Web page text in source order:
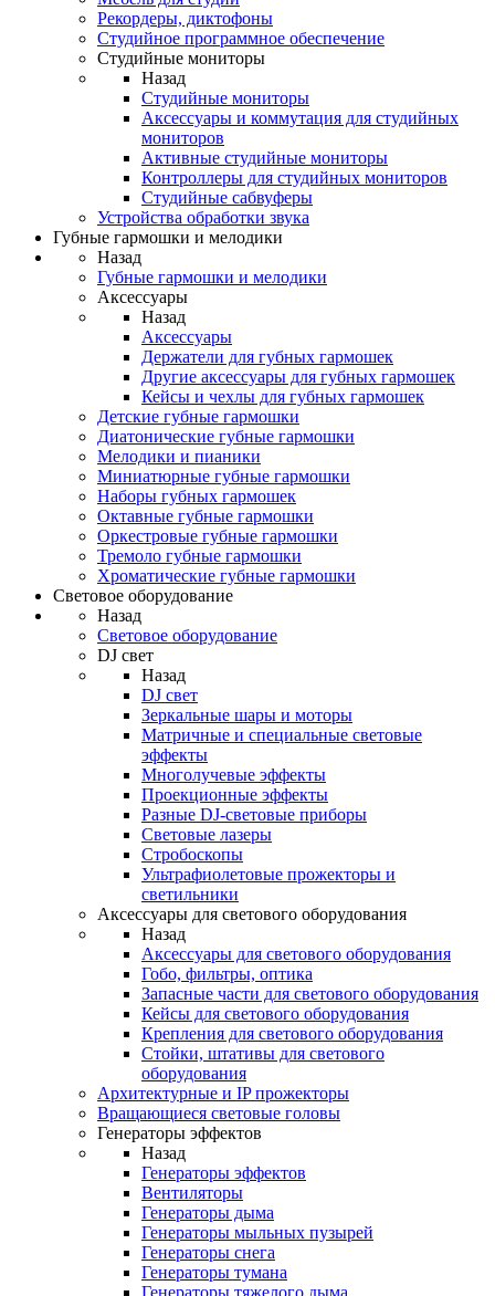
Рекордеры, диктофоны
Студийное программное обеспечение
Студийные мониторы
Назад
Студийные мониторы
Аксессуары и коммутация для студийных
мониторов
Активные студийные мониторы
Контроллеры для студийных мониторов
Студийные сабвуферы
Устройства обработки звука
Губные гармошки и мелодики
Назад
Губные гармошки и мелодики
Аксессуары
Назад
Аксессуары
Держатели для губных гармошек
Другие аксессуары для губных гармошек
Кейсы и чехлы для губных гармошек
Детские губные гармошки
Диатонические губные гармошки
Мелодики и пианики
Миниатюрные губные гармошки
Наборы губных гармошек
Октавные губные гармошки
Оркестровые губные гармошки
Тремоло губные гармошки
Хроматические губные гармошки
Световое оборудование
Назад
Световое оборудование
DJ свет
Назад
DJ свет
Зеркальные шары и моторы
Матричные и специальные световые
эффекты
Многолучевые эффекты
Проекционные эффекты
Разные DJ-световые приборы
Световые лазеры
Стробоскопы
Ультрафиолетовые прожекторы и
светильники
Аксессуары для светового оборудования
Назад
Аксессуары для светового оборудования
Гобо, фильтры, оптика
Запасные части для светового оборудования
Кейсы для светового оборудования
Крепления для светового оборудования
Стойки, штативы для светового
оборудования
Архитектурные и IP прожекторы
Вращающиеся световые головы
Генераторы эффектов
Назад
Генераторы эффектов
Вентиляторы
Генераторы дыма
Генераторы мыльных пузырей
Генераторы снега
Генераторы тумана
Генераторы тяжелого дыма